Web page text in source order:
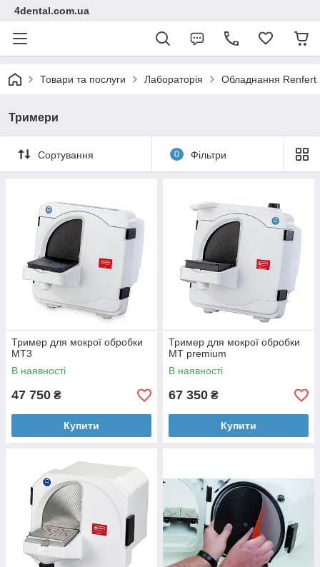
4dental.com.ua
Товари та послуги Лабораторія Обладнання Renfert
Тримери
Сортування 0 Фільтри
Тример для мокрої обробки
MT3
В наявності
47 750 ₴
Купити
Тример для мокрої обробки
МТ premium
В наявності
67 350 ₴
Купити